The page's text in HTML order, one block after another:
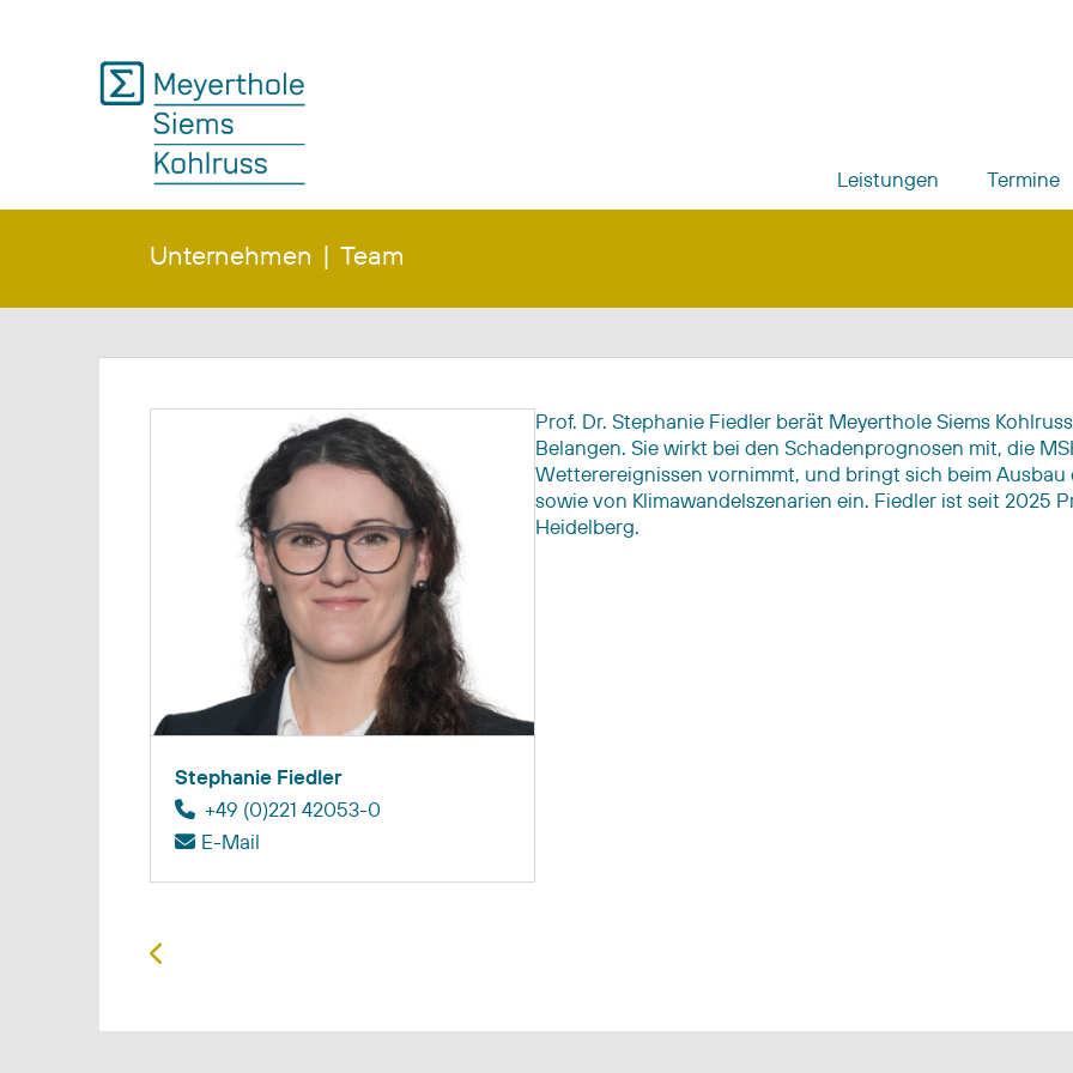
Leistungen Termine
Unternehmen Team
Stephanie Fiedler
+49 (0)221 42053-0
E-Mail
Prof. Dr. Stephanie Fiedler berät Meyerthole Siems
Belangen. Sie wirkt bei den Schadenprognosen mit, die
Wetterereignissen vornimmt, und bringt sich beim
sowie von Klimawandelszenarien ein. Fiedler ist seit 2025
Heidelberg.
Vorheriger Beitrag: Dr. Ulrich Ebel